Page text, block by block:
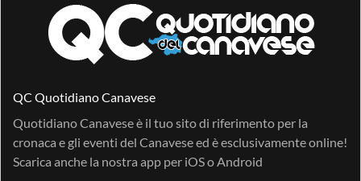
QC Quotidiano Canavese
Quotidiano Canavese è il tuo sito di riferimento per la
cronaca e gli eventi del Canavese ed è esclusivamente online!
Scarica anche la nostra app per iOSoAndroid